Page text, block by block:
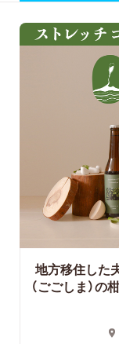
地方移住した
（ごごしま）